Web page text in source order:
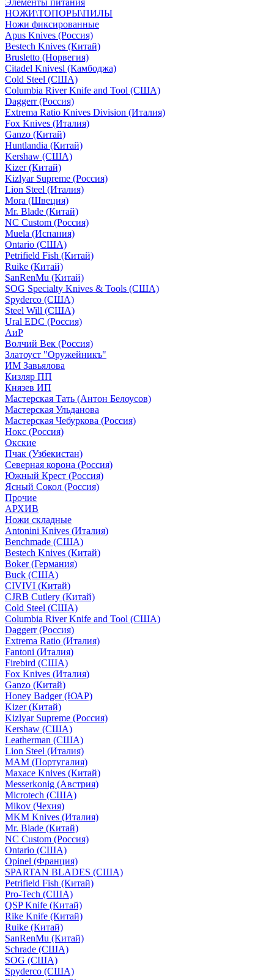
Элементы питания
НОЖИ\ТОПОРЫ\ПИЛЫ
Ножи фиксированные
Apus Knives (Россия)
Bestech Knives (Китай)
Brusletto (Норвегия)
Citadel Knivesl (Камбоджа)
Cold Steel (США)
Columbia River Knife and Tool (США)
Daggerr (Россия)
Extrema Ratio Knives Division (Италия)
Fox Knives (Италия)
Ganzo (Китай)
Huntlandia (Китай)
Kershaw (США)
Kizer (Китай)
Kizlyar Supreme (Россия)
Lion Steel (Италия)
Mora (Швеция)
Mr. Blade (Китай)
NC Custom (Россия)
Muela (Испания)
Ontario (США)
Petrifield Fish (Китай)
Ruike (Китай)
SanRenMu (Китай)
SOG Specialty Knives & Tools (США)
Spyderco (США)
Steel Will (США)
Ural EDC (Россия)
АиР
Волчий Век (Россия)
Златоуст "Оружейникъ"
ИМ Завьялова
Кизляр ПП
Князев ИП
Мастерская Тать (Антон Белоусов)
Мастерская Ульданова
Мастерская Чебуркова (Россия)
Нокс (Россия)
Окские
Пчак (Узбекистан)
Северная корона (Россия)
Южный Крест (Россия)
Ясный Сокол (Россия)
Прочие
АРХИВ
Ножи складные
Antonini Knives (Италия)
Benchmade (США)
Bestech Knives (Китай)
Boker (Германия)
Buck (США)
CIVIVI (Китай)
CJRB Cutlery (Китай)
Cold Steel (США)
Columbia River Knife and Tool (США)
Daggerr (Россия)
Extrema Ratio (Италия)
Fantoni (Италия)
Firebird (США)
Fox Knives (Италия)
Ganzo (Китай)
Honey Badger (ЮАР)
Kizer (Китай)
Kizlyar Supreme (Россия)
Kershaw (США)
Leatherman (США)
Lion Steel (Италия)
MAM (Португалия)
Maxace Knives (Китай)
Messerkonig (Австрия)
Microtech (США)
Mikov (Чехия)
MKM Knives (Италия)
Mr. Blade (Китай)
NC Custom (Россия)
Ontario (США)
Opinel (Франция)
SPARTAN BLADES (США)
Petrifield Fish (Китай)
Pro-Tech (США)
QSP Knife (Китай)
Rike Knife (Китай)
Ruike (Китай)
SanRenMu (Китай)
Schrade (США)
SOG (США)
Spyderco (США)